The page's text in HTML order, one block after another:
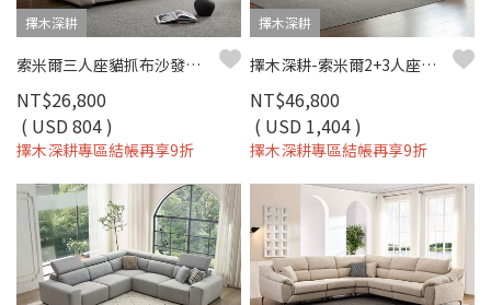
擇木深耕
索米爾三人座貓抓布沙發（淺米咖）｜擇木深耕
NT$26,800
( USD 804 )
擇木深耕專區結帳再享9折
擇木深耕
擇木深耕-索米爾2+3人座貓抓布沙發
NT$46,800
( USD 1,404 )
擇木深耕專區結帳再享9折